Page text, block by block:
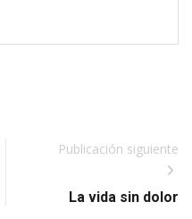
Publicación siguiente
La vida sin dolor